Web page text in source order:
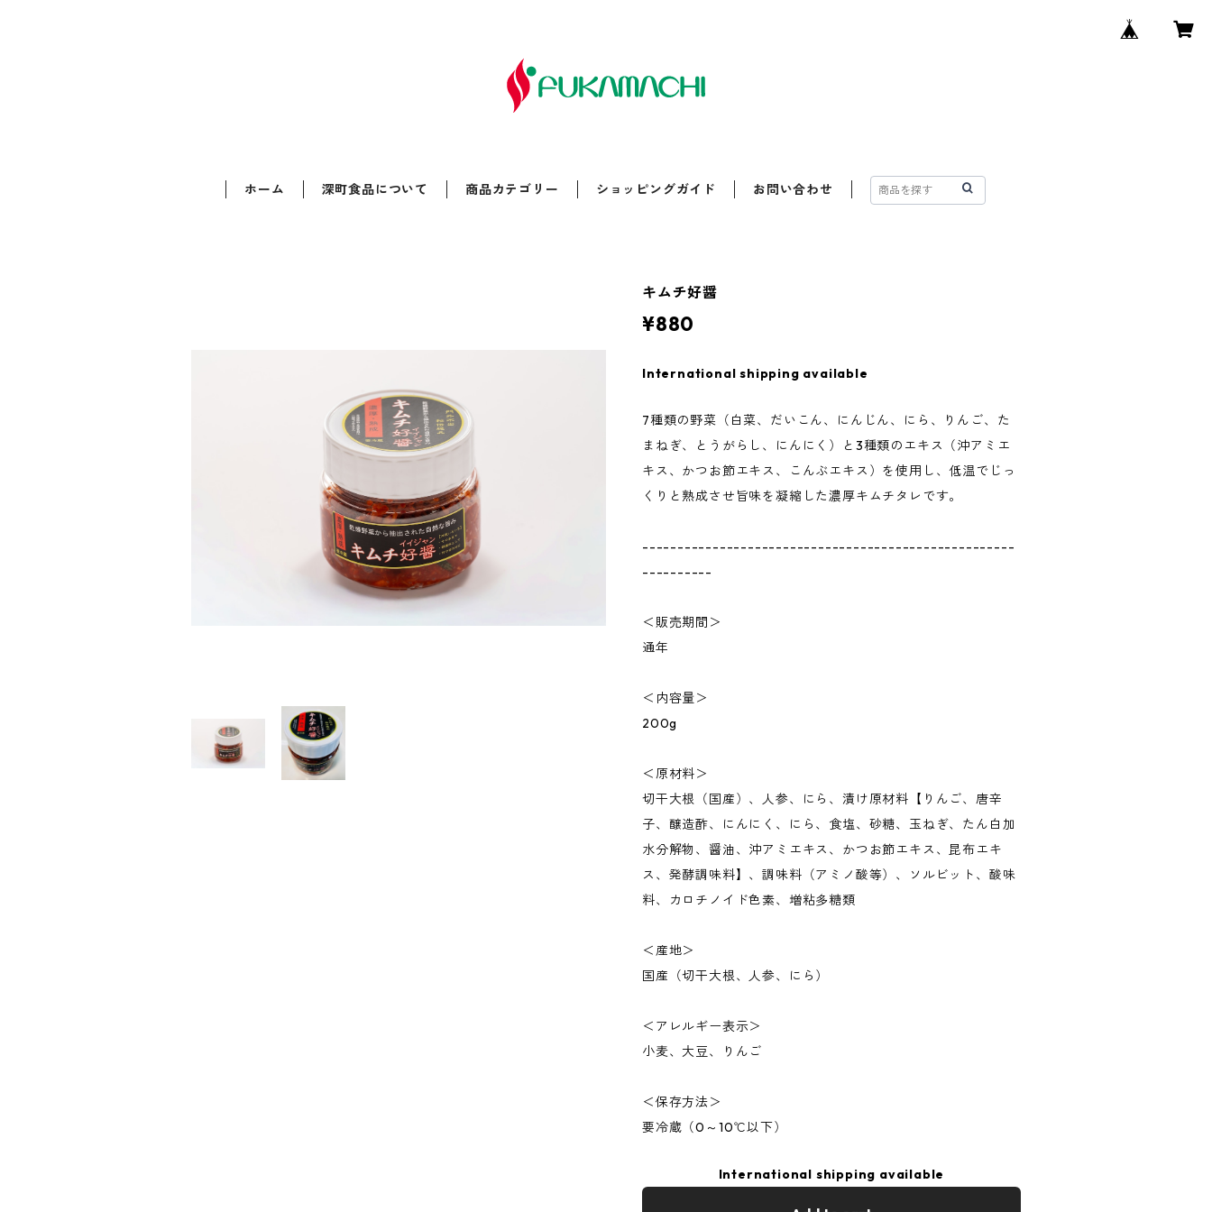
ホーム 深町食品について 商品カテゴリー ショッピングガイド お問い合わせ
キムチ好醤
¥880
International shipping available
7種類の野菜（白菜、だいこん、にんじん、にら、りんご、た
まねぎ、とうがらし、にんにく）と3種類のエキス（沖アミエ
キス、かつお節エキス、こんぶエキス）を使用し、低温でじっ
くりと熟成させ旨味を凝縮した濃厚キムチタレです。
-----------------------------------------------------
----------
＜販売期間＞
通年
＜内容量＞
200g
＜原材料＞
切干大根（国産）、人参、にら、漬け原材料【りんご、唐辛
子、醸造酢、にんにく、にら、食塩、砂糖、玉ねぎ、たん白加
水分解物、醤油、沖アミエキス、かつお節エキス、昆布エキ
ス、発酵調味料】、調味料（アミノ酸等）、ソルビット、酸味
料、カロチノイド色素、増粘多糖類
＜産地＞
国産（切干大根、人参、にら）
＜アレルギー表示＞
小麦、大豆、りんご
＜保存方法＞
要冷蔵（0～10℃以下）
International shipping available